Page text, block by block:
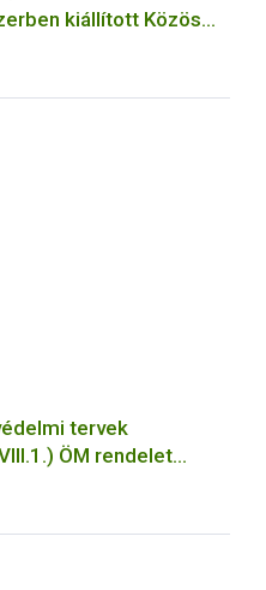
kiállított Közös
Okmány: KEBO-D
tervek
ÖM rendelet